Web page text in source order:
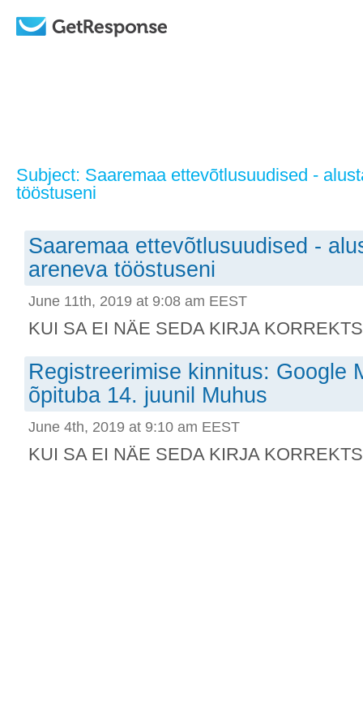
Subject: Saaremaa ettevõtlusuudised -
tööstuseni
Saaremaa ettevõtlusuudised -
areneva tööstuseni
June 11th, 2019 at 9:08 am EEST
KUI SA EI NÄE SEDA KIRJA
Registreerimise kinnitus: Google
õpituba 14. juunil Muhus
June 4th, 2019 at 9:10 am EEST
KUI SA EI NÄE SEDA KIRJA